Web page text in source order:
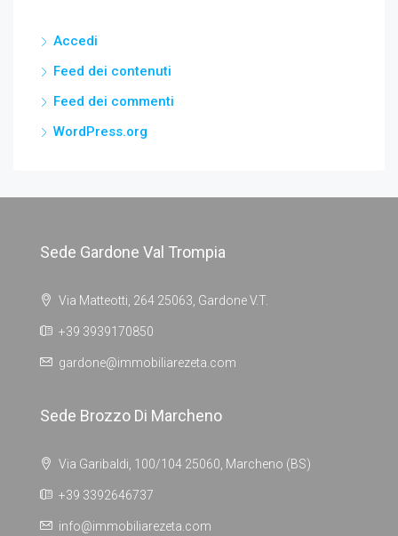
Accedi
Feed dei contenuti
Feed dei commenti
WordPress.org
Sede Gardone Val Trompia
Via Matteotti, 264 25063, Gardone V.T.
+39 3939170850
gardone@immobiliarezeta.com
Sede Brozzo Di Marcheno
Via Garibaldi, 100/104 25060, Marcheno (BS)
+39 3392646737
info@immobiliarezeta.com